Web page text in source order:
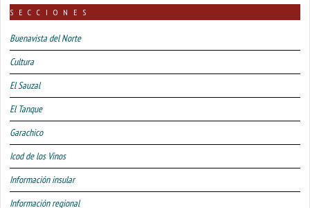
SECCIONES
Buenavista del Norte
Cultura
El Sauzal
El Tanque
Garachico
Icod de los Vinos
Información insular
Información regional